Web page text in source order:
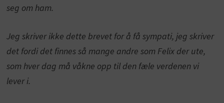
seg om ham.
Jeg skriver ikke dette brevet for å få sympati, jeg skriver
det fordi det finnes så mange andre som Felix der ute,
som hver dag må våkne opp til den fæle verdenen vi
lever i.